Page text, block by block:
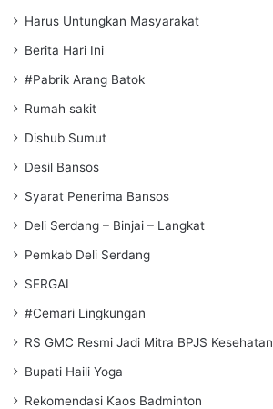
Harus Untungkan Masyarakat
Berita Hari Ini
#Pabrik Arang Batok
Rumah sakit
Dishub Sumut
Desil Bansos
Syarat Penerima Bansos
Deli Serdang – Binjai – Langkat
Pemkab Deli Serdang
SERGAI
#Cemari Lingkungan
RS GMC Resmi Jadi Mitra BPJS Kesehatan
Bupati Haili Yoga
Rekomendasi Kaos Badminton